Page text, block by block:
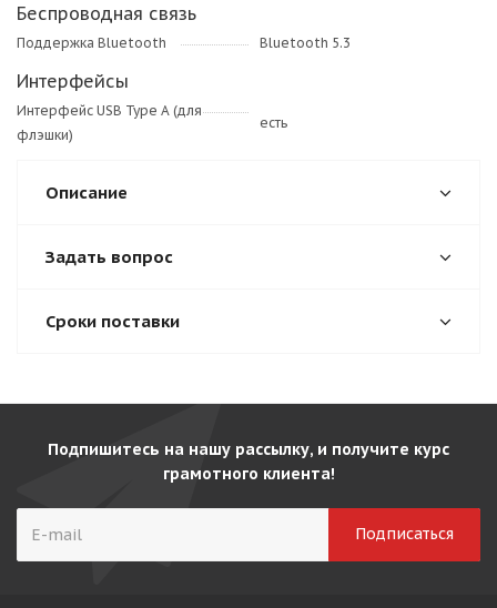
Беспроводная связь
Поддержка Bluetooth Bluetooth 5.3
Интерфейсы
Интерфейс USB Type A (для
флэшки)
есть
Описание
Задать вопрос
Сроки поставки
Подпишитесь на нашу рассылку, и получите курс
грамотного клиента!